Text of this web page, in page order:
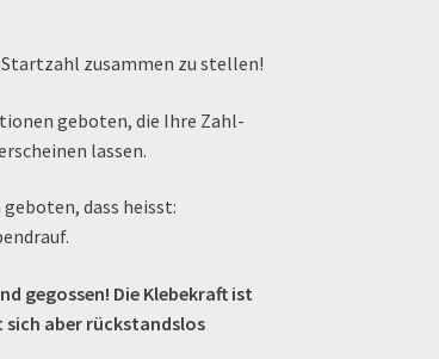
zusammen zu stellen!
geboten, die Ihre Zahl-
lassen.
dass heisst:
gegossen! Die Klebekraft ist
aber rückstandslos